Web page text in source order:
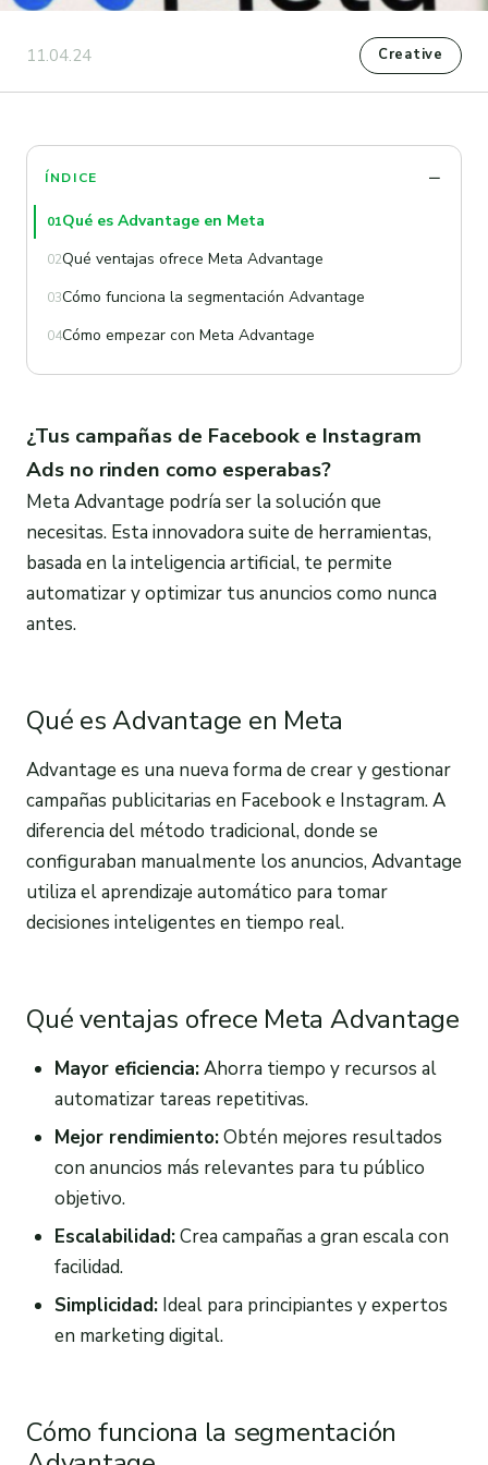
11.04.24 Creative
ÍNDICE
01Qué es Advantage en Meta
02Qué ventajas ofrece Meta Advantage
03Cómo funciona la segmentación Advantage
04Cómo empezar con Meta Advantage
¿Tus campañas de Facebook e Instagram
Ads no rinden como esperabas?
Meta Advantage podría ser la solución que
necesitas. Esta innovadora suite de herramientas,
basada en la inteligencia artificial, te permite
automatizar y optimizar tus anuncios como nunca
antes.
Qué es Advantage en Meta
Advantage es una nueva forma de crear y gestionar
campañas publicitarias en Facebook e Instagram. A
diferencia del método tradicional, donde se
configuraban manualmente los anuncios, Advantage
utiliza el aprendizaje automático para tomar
decisiones inteligentes en tiempo real.
Qué ventajas ofrece Meta Advantage
Mayor eficiencia:Ahorra tiempo y recursos al
automatizar tareas repetitivas.
Mejor rendimiento:Obtén mejores resultados
con anuncios más relevantes para tu público
objetivo.
Escalabilidad:Crea campañas a gran escala con
facilidad.
Simplicidad:Ideal para principiantes y expertos
en marketing digital.
Cómo funciona la segmentación